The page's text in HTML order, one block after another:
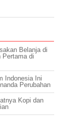
Belanja di
Pertama di
Indonesia Ini
Perubahan
Kopi dan